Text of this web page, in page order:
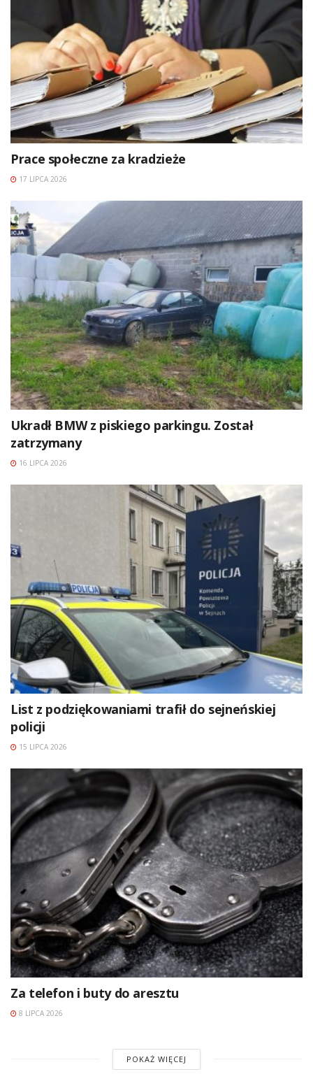
Prace społeczne za kradzieże
17 LIPCA 2026
Ukradł BMW z piskiego parkingu. Został
zatrzymany
16 LIPCA 2026
List z podziękowaniami trafił do sejneńskiej
policji
15 LIPCA 2026
Za telefon i buty do aresztu
8 LIPCA 2026
POKAŻ WIĘCEJ